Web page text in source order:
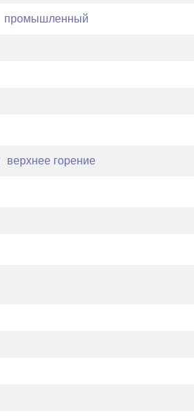
промышленный
верхнее горение